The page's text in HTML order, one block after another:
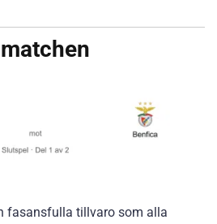
fasansfulla tillvaro som alla